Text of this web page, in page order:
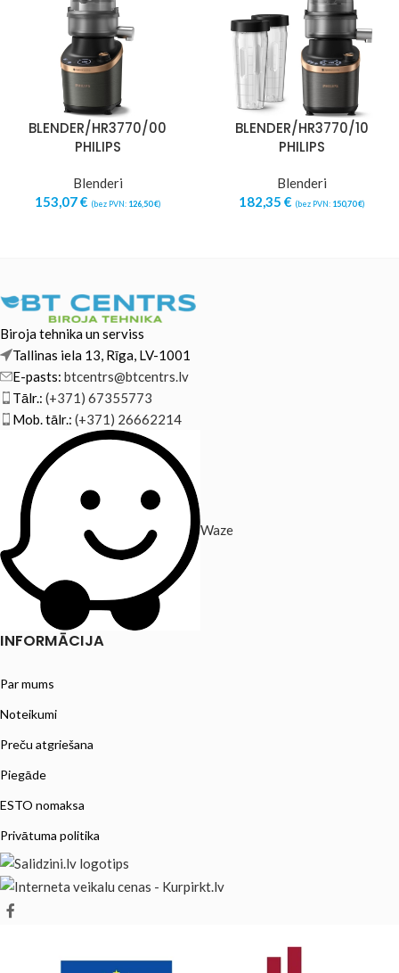
BLENDER/HR3770/00
PHILIPS
Blenderi
153,07€ (bez PVN: 126,50€)
BLENDER/HR3770/10
PHILIPS
Blenderi
182,35 € (bez PVN: 150,70€)
Biroja tehnika un serviss
Tallinas iela 13, Rīga, LV-1001
E-pasts: btcentrs@btcentrs.lv
Tālr.: (+371) 67355773
Mob. tālr.: (+371) 26662214
Waze
INFORMĀCIJA
Par mums
Noteikumi
Preču atgriešana
Piegāde
ESTO nomaksa
Privātuma politika